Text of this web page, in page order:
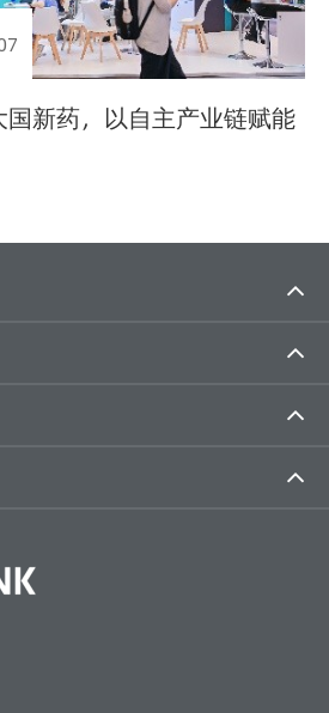
新药，以自主产业链赋能